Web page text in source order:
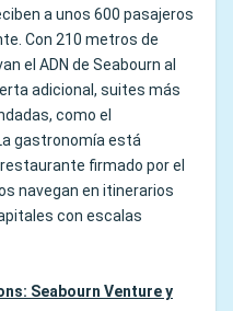
a unos 600 pasajeros
Con 210 metros de
el ADN de Seabourn al
adicional, suites más
como el
gastronomía está
firmado por el
navegan en itinerarios
con escalas
Seabourn Venture y